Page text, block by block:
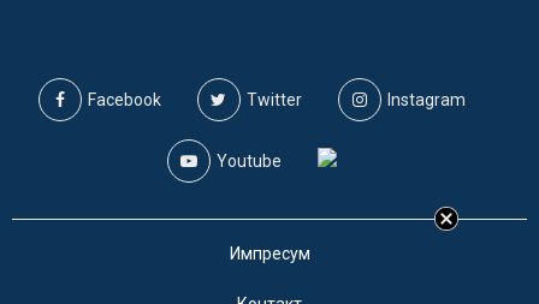
Facebook Twitter Instagram
Youtube
Импресум